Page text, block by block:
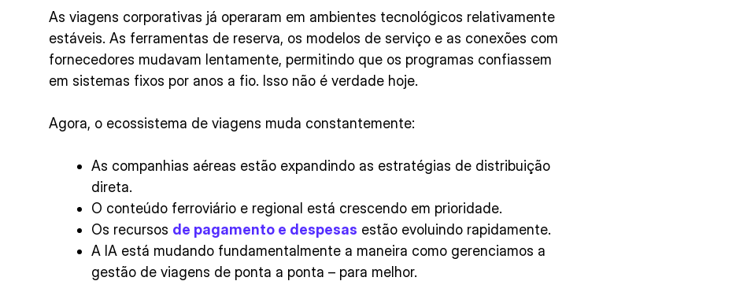
As viagens corporativas já operaram em ambientes tecnológicos relativamente
estáveis. As ferramentas de reserva, os modelos de serviço e as conexões com
fornecedores mudavam lentamente, permitindo que os programas confiassem
em sistemas fixos por anos a fio. Isso não é verdade hoje.
Agora, o ecossistema de viagens muda constantemente:
As companhias aéreas estão expandindo as estratégias de distribuição
direta.
O conteúdo ferroviário e regional está crescendo em prioridade.
Os recursos de pagamento e despesas estão evoluindo rapidamente.
A IA está mudando fundamentalmente a maneira como gerenciamos a
gestão de viagens de ponta a ponta – para melhor.